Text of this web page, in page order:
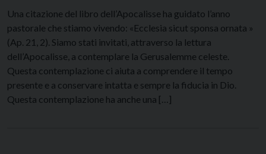
Una citazione del libro dell’Apocalisse ha guidato l’anno
pastorale che stiamo vivendo: «Ecclesia sicut sponsa ornata »
(Ap. 21, 2). Siamo stati invitati, attraverso la lettura
dell’Apocalisse, a contemplare la Gerusalemme celeste.
Questa contemplazione ci aiuta a comprendere il tempo
presente e a conservare intatta e sempre la fiducia in Dio.
Questa contemplazione ha anche una […]